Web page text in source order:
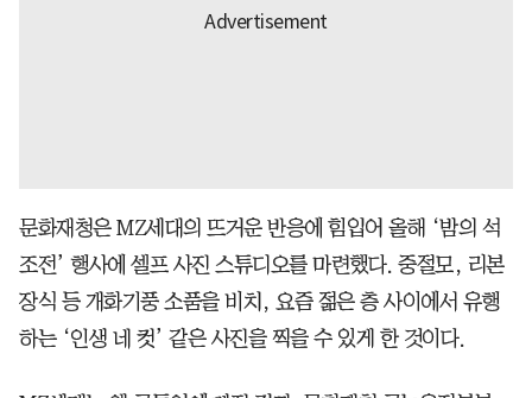
문화재청은 MZ세대의 뜨거운 반응에 힘입어 올해 ‘밤의 석
조전’ 행사에 셀프 사진 스튜디오를 마련했다. 중절모, 리본
장식 등 개화기풍 소품을 비치, 요즘 젊은 층 사이에서 유행
하는 ‘인생 네 컷’ 같은 사진을 찍을 수 있게 한 것이다.